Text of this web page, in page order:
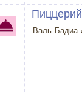
Валь Бадиа